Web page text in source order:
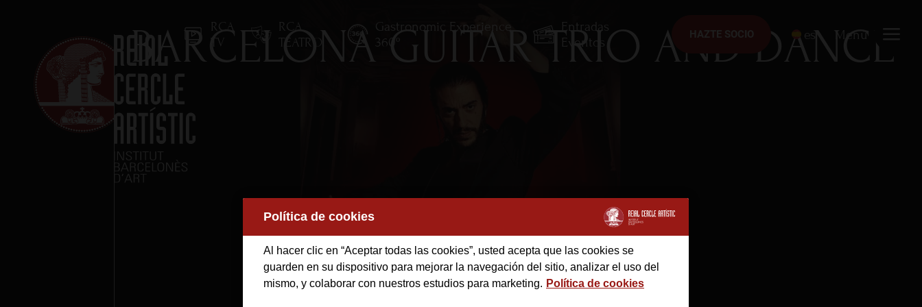
RCA
TV
RCA
TEATRO
Gastronomic Experience
360º
Entradas
Eventos
es Menú
HAZTE SOCIO
Inicio
Reial Cercle Artístic
Programas y Actividades
BARCELONA GUITAR TRIO AND DANCE
Política de cookies
Al hacer clic en “Aceptar todas las cookies”, usted acepta que las cookies se
guarden en su dispositivo para mejorar la navegación del sitio, analizar el uso del
mismo, y colaborar con nuestros estudios para marketing. Política de cookies